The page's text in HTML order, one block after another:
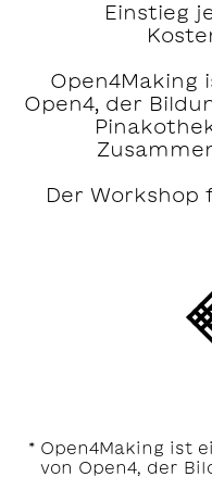
Einstieg
Open4Making
Open4, der
Der Workshop
* Open4Making ist
von Open4, der